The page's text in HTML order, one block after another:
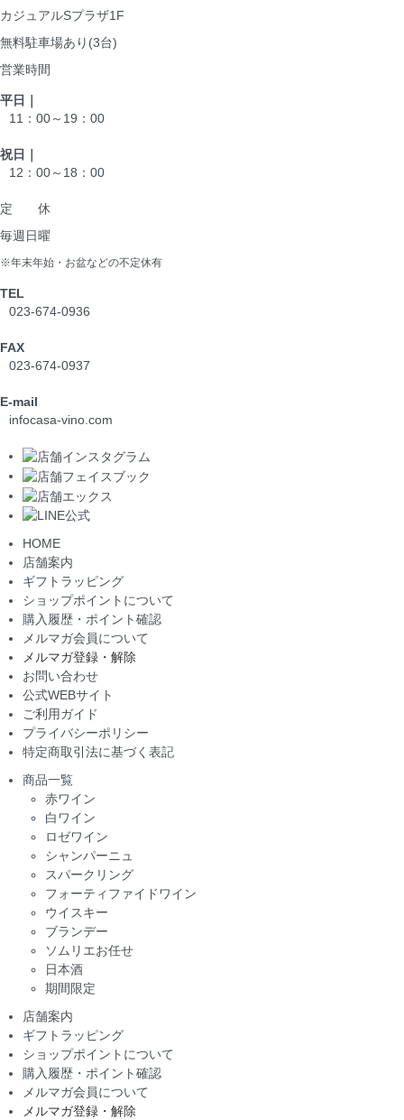
カジュアルSプラザ1F
無料駐車場あり(3台)
営業時間
平日｜
11：00～19：00
祝日｜
12：00～18：00
定 休
毎週日曜
※年末年始・お盆などの不定休有
TEL
023-674-0936
FAX
023-674-0937
E-mail
infocasa-vino.com
HOME
店舗案内
ギフトラッピング
ショップポイントについて
購入履歴・ポイント確認
メルマガ会員について
メルマガ登録・解除
お問い合わせ
公式WEBサイト
ご利用ガイド
プライバシーポリシー
特定商取引法に基づく表記
商品一覧
赤ワイン
白ワイン
ロゼワイン
シャンパーニュ
スパークリング
フォーティファイドワイン
ウイスキー
ブランデー
ソムリエお任せ
日本酒
期間限定
店舗案内
ギフトラッピング
ショップポイントについて
購入履歴・ポイント確認
メルマガ会員について
メルマガ登録・解除